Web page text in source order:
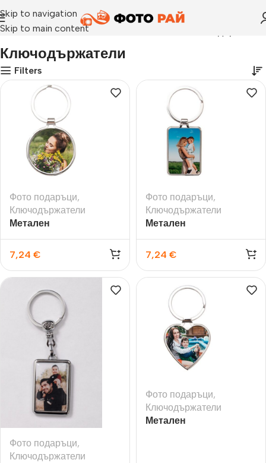
Skip to navigation
Skip to main content
Ключодържатели
Filters
Фото подаръци,
Ключодържатели
Метален
ключодържател –
КРЪГ
7,24 €
Фото подаръци,
Ключодържатели
Метален
ключодържател –
ПРАВОЪГЪЛНИК
7,24 €
Фото подаръци,
Ключодържатели
Фото подаръци,
Ключодържатели
Метален